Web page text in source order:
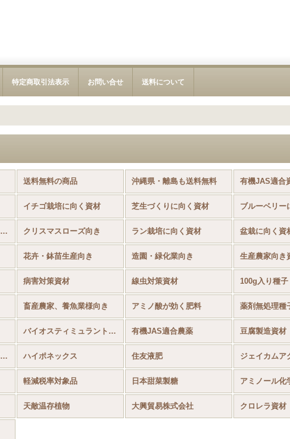
特定商取引法表示 お問い合せ 送料について
送料無料の商品 沖縄県・離島も送料無料 有機JAS適合
イチゴ栽培に向く資材 芝生づくりに向く資材 ブルーベリー
サボテン多肉植物に向く資材 クリスマスローズ向き ラン栽培に向く資材 盆栽に向く資
花卉・鉢苗生産向き 造園・緑化業向き 生産農家向き
病害対策資材 線虫対策資材 100g入り種子
畜産農家、養魚業様向き アミノ酸が効く肥料 薬剤無処理種
バイオスティミュラント資材 有機JAS適合農薬 豆腐製造資材
水生植物・ビオトープに向く資材 ハイポネックス 住友液肥 ジェイカムア
軽減税率対象品 日本甜菜製糖 アミノール化
天敵温存植物 大興貿易株式会社 クロレラ資材